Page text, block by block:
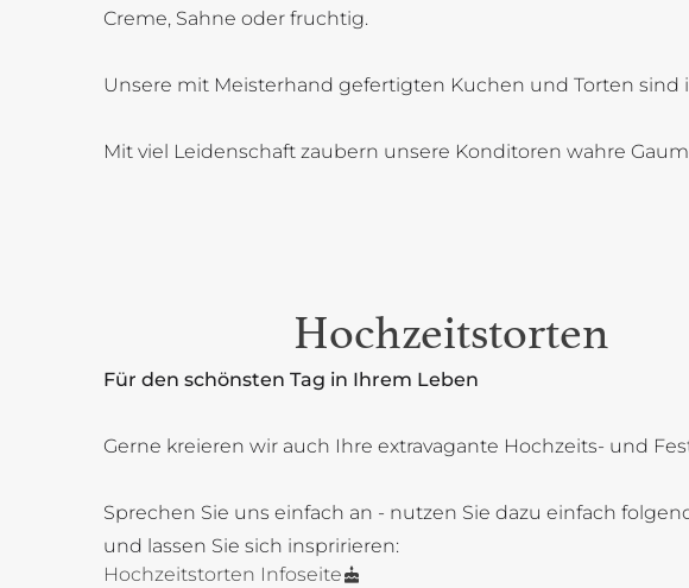
Creme, Sahne oder fruchtig.
Unsere mit Meisterhand gefertigten Kuchen und Torten sind
Mit viel Leidenschaft zaubern unsere Konditoren wahre
Hochzeitstorten
Für den schönsten Tag in Ihrem Leben
Gerne kreieren wir auch Ihre extravagante Hochzeits- und
Sprechen Sie uns einfach an - nutzen Sie dazu einfach
und lassen Sie sich inspririeren:
Hochzeitstorten Infoseite